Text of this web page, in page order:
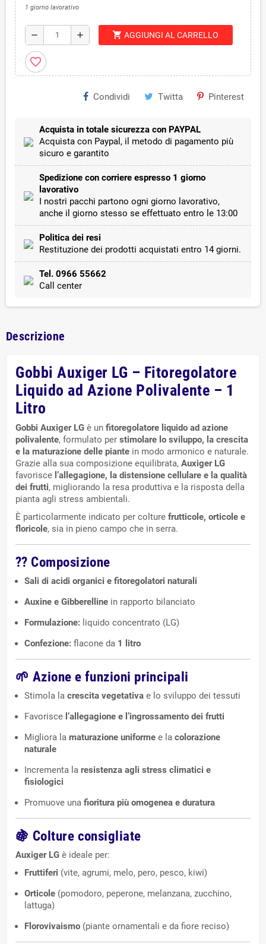
1 giorno lavorativo
remove add shopping_cart AGGIUNGI AL CARRELLO
favorite_border
Condividi Twitta Pinterest
Acquista in totale sicurezza con PAYPAL
Acquista con Paypal, il metodo di pagamento più
sicuro e garantito
Spedizione con corriere espresso 1 giorno
lavorativo
I nostri pacchi partono ogni giorno lavorativo,
anche il giorno stesso se effettuato entro le 13:00
Politica dei resi
Restituzione dei prodotti acquistati entro 14 giorni.
Tel. 0966 55662
Call center
Descrizione
Gobbi Auxiger LG – Fitoregolatore
Liquido ad Azione Polivalente – 1
Litro
Gobbi Auxiger LG è un fitoregolatore liquido ad azione
polivalente, formulato per stimolare lo sviluppo, la crescita
e la maturazione delle piante in modo armonico e naturale.
Grazie alla sua composizione equilibrata, Auxiger LG
favorisce l’allegagione, la distensione cellulare e la qualità
dei frutti, migliorando la resa produttiva e la risposta della
pianta agli stress ambientali.
È particolarmente indicato per colture frutticole, orticole e
floricole, sia in pieno campo che in serra.
?? Composizione
Sali di acidi organici e fitoregolatori naturali
Auxine e Gibberelline in rapporto bilanciato
Formulazione: liquido concentrato (LG)
Confezione: flacone da 1 litro
🌱 Azione e funzioni principali
Stimola la crescita vegetativa e lo sviluppo dei tessuti
Favorisce l’allegagione e l’ingrossamento dei frutti
Migliora la maturazione uniforme e la colorazione
naturale
Incrementa la resistenza agli stress climatici e
fisiologici
Promuove una fioritura più omogenea e duratura
🍇 Colture consigliate
Auxiger LG è ideale per:
Fruttiferi (vite, agrumi, melo, pero, pesco, kiwi)
Orticole (pomodoro, peperone, melanzana, zucchino,
lattuga)
Florovivaismo (piante ornamentali e da fiore reciso)